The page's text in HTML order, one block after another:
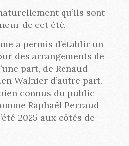
qu’ils sont
de cet été.
a permis d’établir un
des arrangements de
part, de Renaud
Walnier d’autre part.
connus du public
Raphaël Perraud
2025 aux côtés de